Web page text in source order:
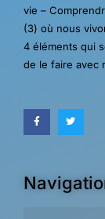
vie –
(3) où nous
4 éléments qui
de le faire avec